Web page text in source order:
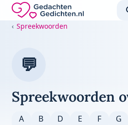
Direct naar de inhoud
Gedachten-Gedichten.nl —
Spreekwoorden
💬
Spreekwoorden
A B D E F G